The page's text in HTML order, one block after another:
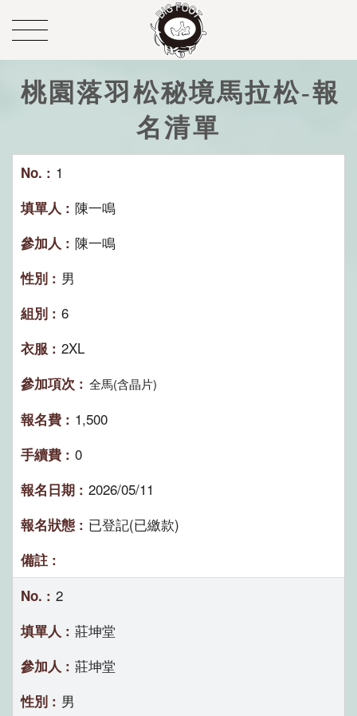
桃園落羽松秘境馬拉松-報
名清單
1
陳一鳴
陳一鳴
男
6
2XL
全馬(含晶片)
1,500
0
2026/05/11
已登記(已繳款)
2
莊坤堂
莊坤堂
男